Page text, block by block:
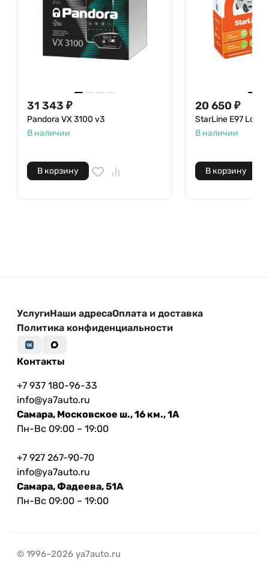
31 343 ₽
Pandora VX 3100 v3
В наличии
В корзину
20 650 ₽
StarLine E97 LoRa
В наличии
В корзину
УслугиНаши адресаОплата и доставка
Политика конфиденциальности
Контакты
+7 937 180-96-33
info@ya7auto.ru
Самара, Московское ш., 16 км., 1А
Пн-Вс 09:00 – 19:00
+7 927 267-90-70
info@ya7auto.ru
Самара, Фадеева, 51А
Пн-Вс 09:00 – 19:00
© 1996–2026 ya7auto.ru